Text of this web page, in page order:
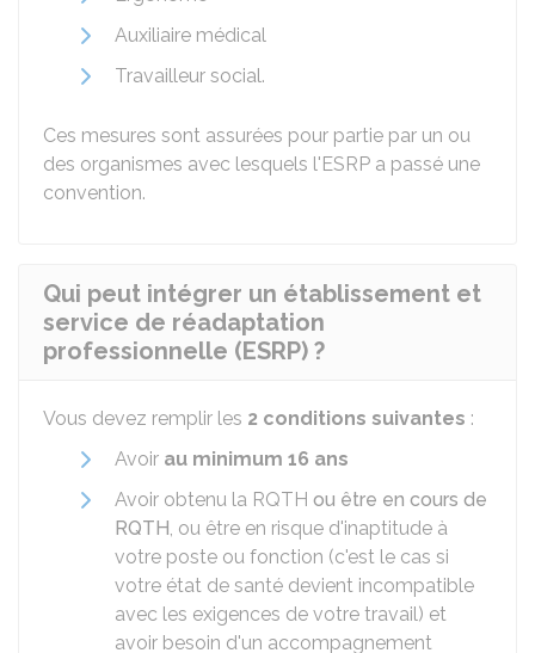
Auxiliaire médical
Travailleur social.
Ces mesures sont assurées pour partie par un ou
des organismes avec lesquels l'ESRP a passé une
convention.
Qui peut intégrer un établissement et
service de réadaptation
professionnelle (ESRP) ?
Vous devez remplir les 2 conditions suivantes :
Avoir au minimum 16 ans
Avoir obtenu la RQTH ou être en cours de
RQTH, ou être en risque d'inaptitude à
votre poste ou fonction (c'est le cas si
votre état de santé devient incompatible
avec les exigences de votre travail) et
avoir besoin d'un accompagnement